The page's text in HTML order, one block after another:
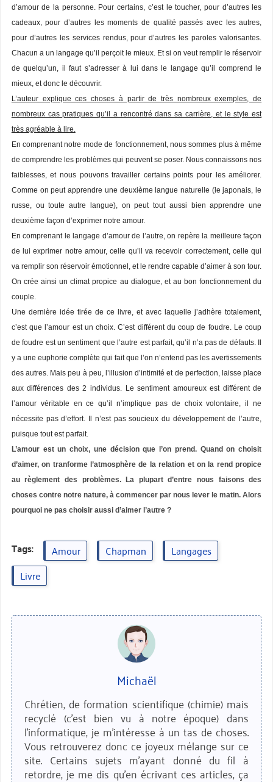
d’amour de la personne. Pour certains, c’est le toucher, pour d’autres les
cadeaux, pour d’autres les moments de qualité passés avec les autres,
pour d’autres les services rendus, pour d’autres les paroles valorisantes.
Chacun a un langage qu’il perçoit le mieux. Et si on veut remplir le réservoir
de quelqu’un, il faut s’adresser à lui dans le langage qu’il comprend le
mieux, et donc le découvrir.
L’auteur explique ces choses à partir de très nombreux exemples, de
nombreux cas pratiques qu’il a rencontré dans sa carrière, et le style est
très agréable à lire.
En comprenant notre mode de fonctionnement, nous sommes plus à même
de comprendre les problèmes qui peuvent se poser. Nous connaissons nos
faiblesses, et nous pouvons travailler certains points pour les améliorer.
Comme on peut apprendre une deuxième langue naturelle (le japonais, le
russe, ou toute autre langue), on peut tout aussi bien apprendre une
deuxième façon d’exprimer notre amour.
En comprenant le langage d’amour de l’autre, on repère la meilleure façon
de lui exprimer notre amour, celle qu’il va recevoir correctement, celle qui
va remplir son réservoir émotionnel, et le rendre capable d’aimer à son tour.
On crée ainsi un climat propice au dialogue, et au bon fonctionnement du
couple.
Une dernière idée tirée de ce livre, et avec laquelle j’adhère totalement,
c’est que l’amour est un choix. C’est différent du coup de foudre. Le coup
de foudre est un sentiment que l’autre est parfait, qu’il n’a pas de défauts. Il
y a une euphorie complète qui fait que l’on n’entend pas les avertissements
des autres. Mais peu à peu, l’illusion d’intimité et de perfection, laisse place
aux différences des 2 individus. Le sentiment amoureux est différent de
l’amour véritable en ce qu’il n’implique pas de choix volontaire, il ne
nécessite pas d’effort. Il n’est pas soucieux du développement de l’autre,
puisque toutest parfait.
L’amour est un choix, une décision que l’on prend. Quand on choisit
d’aimer, on tranforme l’atmosphère de la relation et on la rend propice
au règlement des problèmes.
La plupart d’entre nous faisons des
choses contre notre nature, à commencer par nous lever le matin. Alors
pourquoi ne pas choisir aussi d’aimer l’autre ?
Tags: Amour Chapman
Langages
Livre
Michaël
Chrétien, de formation scientifique (chimie) mais
recyclé (c'est bien vu à notre époque) dans
l'informatique, je m'intéresse à un tas de choses.
Vous retrouverez donc ce joyeux mélange sur ce
site. Certains sujets m'ayant donné du fil à
retordre, je me dis qu'en écrivant ces articles, ça